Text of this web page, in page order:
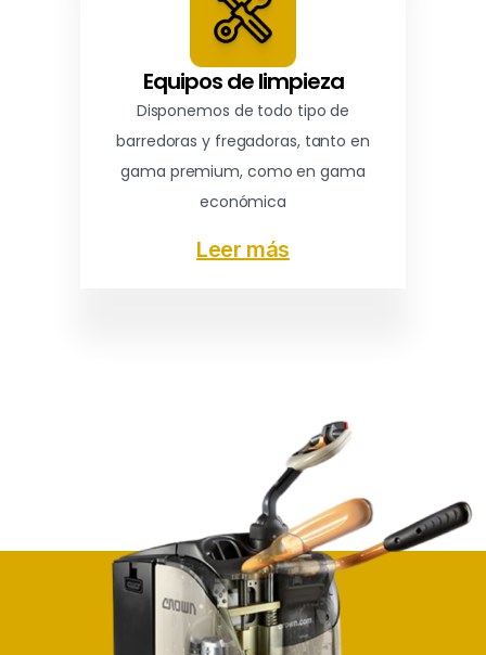
Equipos de limpieza
Disponemos de todo tipo de
barredoras y fregadoras, tanto en
gama premium, como en gama
económica
Leer más